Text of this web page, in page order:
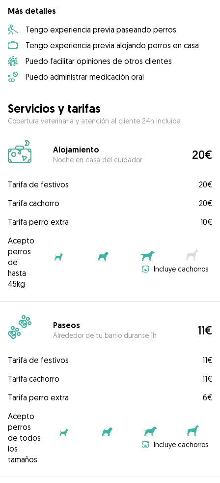
Más detalles
Tengo experiencia previa paseando perros
Tengo experiencia previa alojando perros en casa
Puedo facilitar opiniones de otros clientes
Puedo administrar medicación oral
Servicios y tarifas
Cobertura veterinaria y atención al cliente 24h incluida
Alojamiento
Noche en casa del cuidador 20€
Tarifa de festivos
20€
Tarifa cachorro
20€
Tarifa perro extra
10€
Acepto
perros
de
hasta
45kg
Incluye cachorros
Paseos
Alrededor de tu barrio durante 1h 11€
Tarifa de festivos
11€
Tarifa cachorro
11€
Tarifa perro extra
6€
Acepto
perros
de todos
los
tamaños
Incluye cachorros